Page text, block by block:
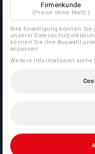
Firmenkunde
(Preise ohne MwSt.)
Ihre Einwilligung können Sie
unserer
können Sie Ihre Auswahl
anpassen
Weitere Informationen siehe